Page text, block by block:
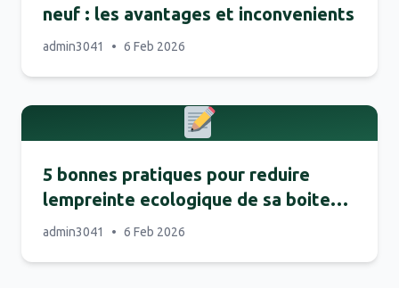
neuf : les avantages et inconvenients
admin3041 • 6 Feb 2026
5 bonnes pratiques pour reduire
lempreinte ecologique de sa boite
mail
admin3041 • 6 Feb 2026